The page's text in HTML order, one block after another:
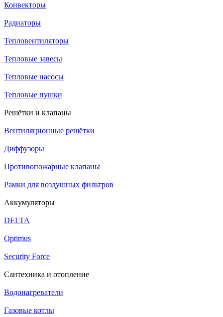
Конвекторы
Радиаторы
Тепловентиляторы
Тепловые завесы
Тепловые насосы
Тепловые пушки
Решётки и клапаны
Вентиляционные решётки
Диффузоры
Противопожарные клапаны
Рамки для воздушных фильтров
Аккумуляторы
DELTA
Optimus
Security Force
Сантехника и отопление
Водонагреватели
Газовые котлы